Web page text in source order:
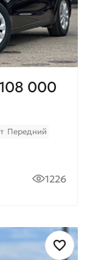
000
Передний
1226